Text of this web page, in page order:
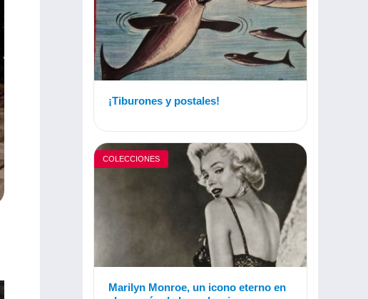
¡Tiburones y postales!
COLECCIONES
Marilyn Monroe, un icono eterno en